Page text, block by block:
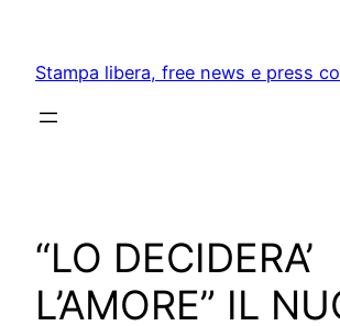
content
Stampa libera, free news e press
“LO DECIDERA’
L’AMORE” IL